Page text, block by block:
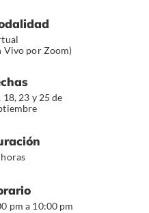
Vivo por Zoom)
18, 23 y 25 de
pm a 10:00 pm